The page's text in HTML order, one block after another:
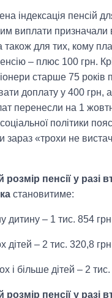
індексація пенсій
виплати призначали
також для тих, кому
– плюс 100 грн.
старше 75 років
доплату у 400 грн,
перенесли на 1
соціальної політики
зараз «трохи не
розмір пенсії у разі
становитиме:
дитину – 1 тис. 854
дітей – 2 тис. 320,8
і більше дітей – 2
розмір пенсії у разі